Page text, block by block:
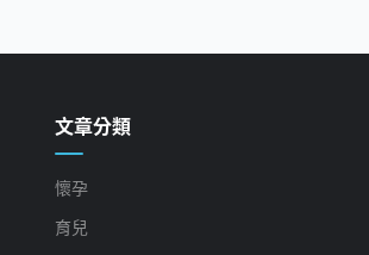
文章分類
懷孕
育兒